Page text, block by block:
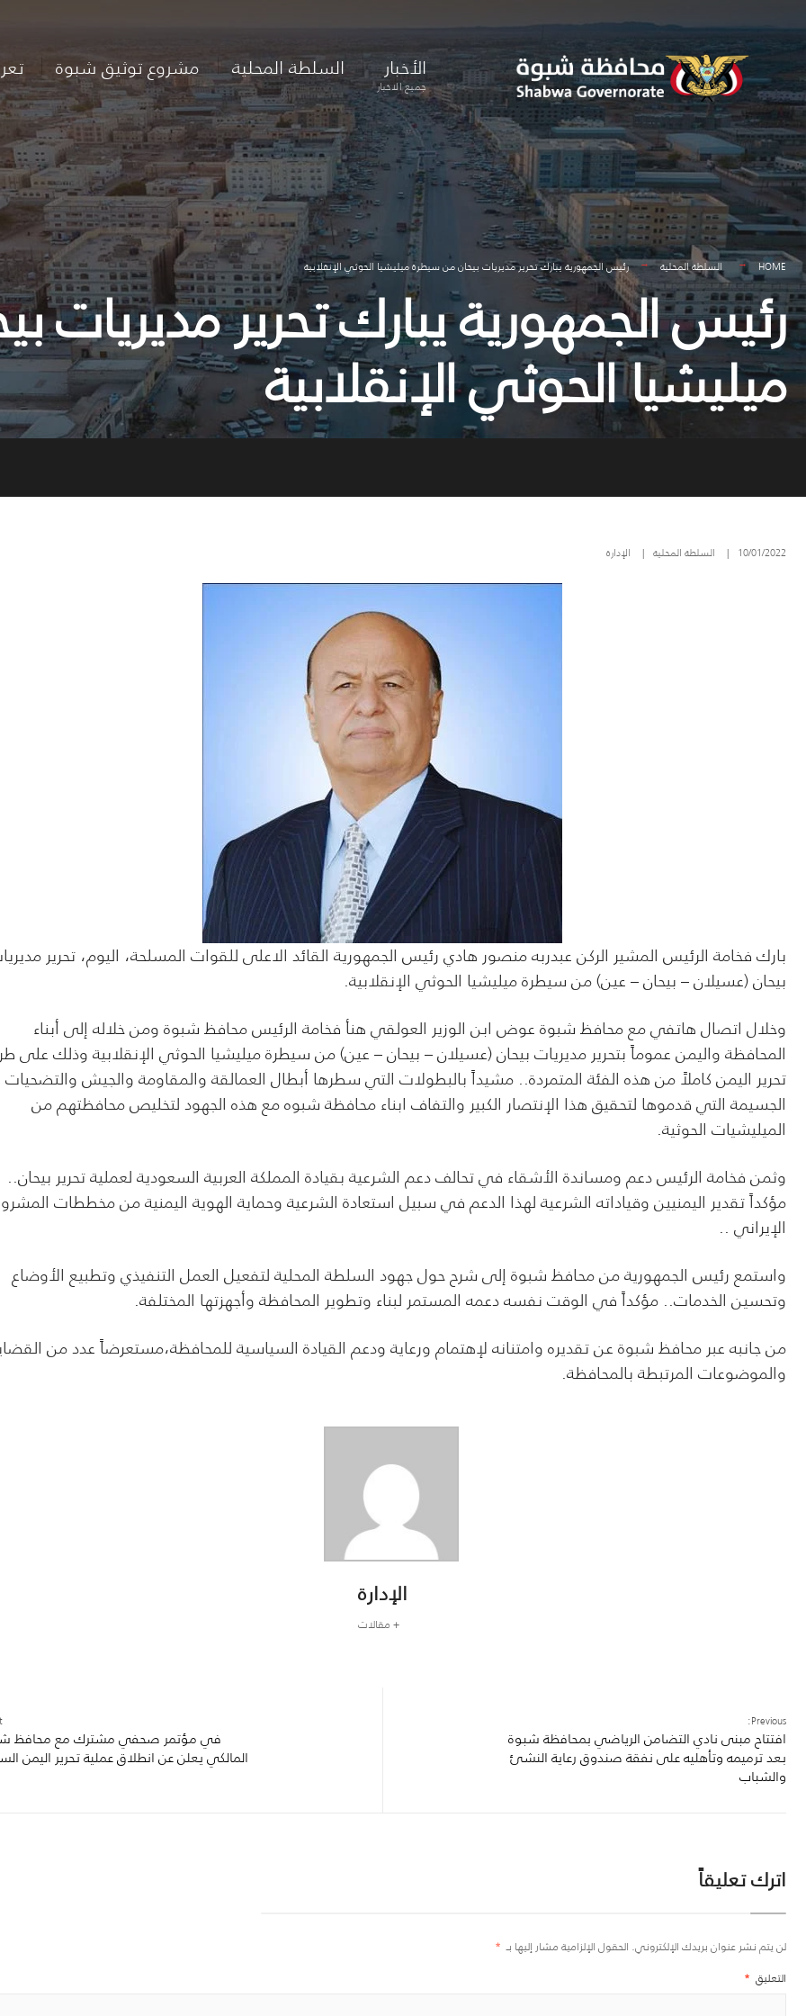
content
الأخبار
جميع الاخبار
السلطة المحلية مشروع توثيق شبوة
HOME السلطة المحلية رئيس الجمهورية يبارك تحرير مديريات بيحان من سيطرة ميليشيا الحوثي الإنقلابية
رئيس الجمهورية يبارك تحرير مديريات
ميليشيا الحوثي الإنقلابية
10/01/2022
| السلطة المحلية | الإدارة
بارك فخامة الرئيس المشير الركن عبدربه منصور هادي رئيس الجمهورية القائد الاعلى للقوات المسلحة، اليوم، تحرير
بيحان (عسيلان – بيحان – عين) من سيطرة ميليشيا الحوثي الإنقلابية.
وخلال اتصال هاتفي مع محافظ شبوة عوض ابن الوزير العولقي هنأ فخامة الرئيس محافظ شبوة ومن خلاله إلى أبناء
المحافظة واليمن عموماً بتحرير مديريات بيحان (عسيلان – بيحان – عين) من سيطرة ميليشيا الحوثي الإنقلابية وذلك على
تحرير اليمن كاملاً من هذه الفئة المتمردة.. مشيداً بالبطولات التي سطرها أبطال العمالقة والمقاومة والجيش والتضحيات
الجسيمة التي قدموها لتحقيق هذا الإنتصار الكبير والتفاف ابناء محافظة شبوه مع هذه الجهود لتخليص محافظتهم من
الميليشيات الحوثية.
وثمن فخامة الرئيس دعم ومساندة الأشقاء في تحالف دعم الشرعية بقيادة المملكة العربية السعودية لعملية تحرير بيحان..
مؤكداً تقدير اليمنيين وقياداته الشرعية لهذا الدعم في سبيل استعادة الشرعية وحماية الهوية اليمنية من مخططات
الإيراني ..
واستمع رئيس الجمهورية من محافظ شبوة إلى شرح حول جهود السلطة المحلية لتفعيل العمل التنفيذي وتطبيع الأوضاع
وتحسين الخدمات.. مؤكداً في الوقت نفسه دعمه المستمر لبناء وتطوير المحافظة وأجهزتها المختلفة.
من جانبه عبر محافظ شبوة عن تقديره وامتنانه لإهتمام ورعاية ودعم القيادة السياسية للمحافظة،مستعرضاً عدد من
والموضوعات المرتبطة بالمحافظة.
الإدارة
+ مقالات
Previous:
افتتاح مبنى نادي التضامن الرياضي بمحافظة شبوة
بعد ترميمه وتأهليه على نفقة صندوق رعاية النشئ
والشباب
في مؤتمر صحفي مشترك مع محافظ
المالكي يعلن عن انطلاق عملية تحرير اليمن
اترك تعليقاً
لن يتم نشر عنوان بريدك الإلكتروني. الحقول الإلزامية مشار إليها بـ *
التعليق *